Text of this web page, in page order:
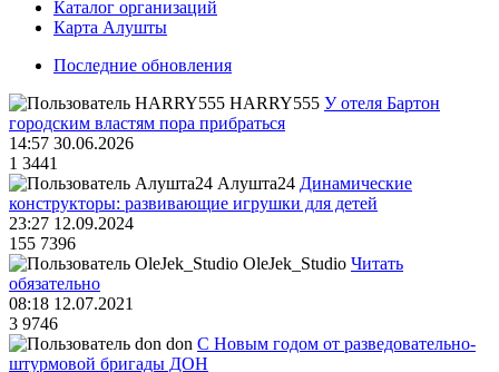
Каталог организаций
Карта Алушты
Последние обновления
HARRY555 У отеля Бартон
городским властям пора прибраться
14:57 30.06.2026
1 3441
Алушта24 Динамические
конструкторы: развивающие игрушки для детей
23:27 12.09.2024
155 7396
OleJek_Studio Читать
обязательно
08:18 12.07.2021
3 9746
don С Новым годом от разведовательно-
штурмовой бригады ДОН